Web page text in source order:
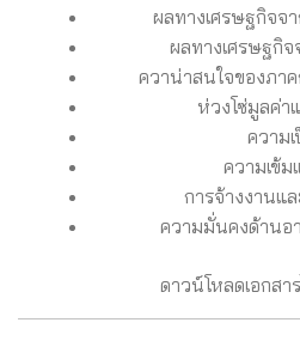
ผลทางเศรษฐกิจจ
ผลทางเศรษฐกิ
ควาน่าสนใจของภา
ห่วงโซ่มูลค่า
ความ
ความเข้ม
การจ้างงานแ
ความมั่นคงด้านอ
ดาวน์โหลดเอกสา